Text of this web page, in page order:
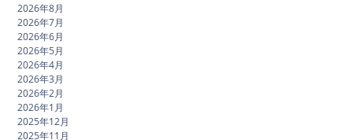
2026年8月
2026年7月
2026年6月
2026年5月
2026年4月
2026年3月
2026年2月
2026年1月
2025年12月
2025年11月